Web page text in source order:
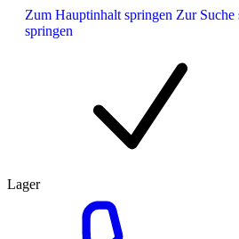
Zum Hauptinhalt springen Zur Suche
springen
Lager